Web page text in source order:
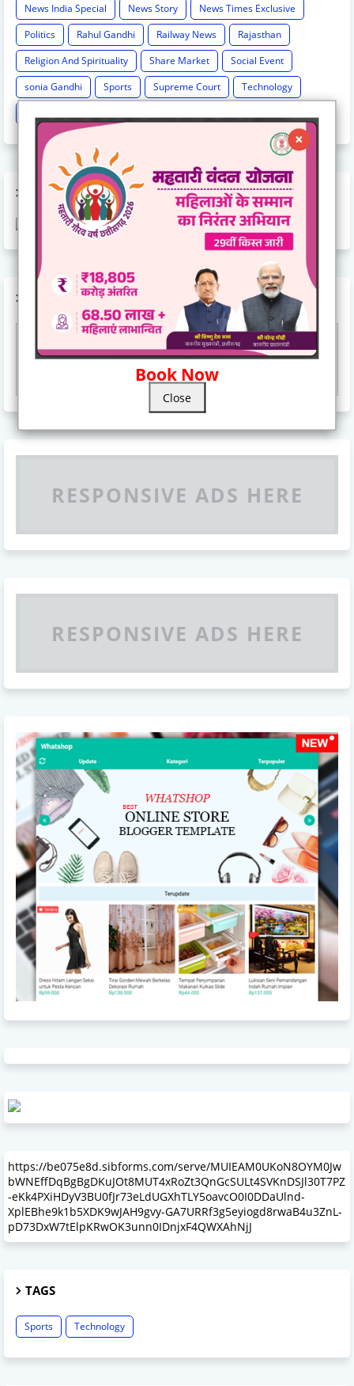
Book Now
Close
News India Special
News Story
News Times Exclusive
Politics
Rahul Gandhi Railway News
Rajasthan
Religion And Spirituality
Share Market
Social Event
sonia Gandhi
Sports Supreme Court
Technology
AD CODE
AD CODE
Responsive Advertisement
RESPONSIVE ADS HERE
RESPONSIVE ADS HERE
https://be075e8d.sibforms.com/serve/MUIEAM0UKoN8OYM0Jw
bWNEffDqBgBgDKuJOt8MUT4xRoZt3QnGcSULt4SVKnDSJl30T7PZ
-eKk4PXiHDyV3BU0fJr73eLdUGXhTLY5oavcO0I0DDaUlnd-
XplEBhe9k1b5XDK9wJAH9gvy-GA7URRf3g5eyiogd8rwaB4u3ZnL-
pD73DxW7tElpKRwOK3unn0IDnjxF4QWXAhNjJ
TAGS
Sports Technology